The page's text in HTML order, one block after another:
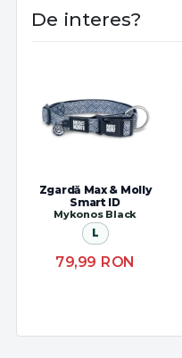
De interes?
Zgardă Max & Molly
Smart ID
Mykonos Black
L
79,99 RON